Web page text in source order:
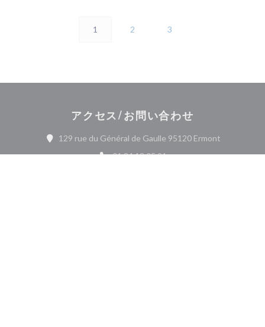
1 2 3
アクセス/お問い合わせ
129 rue du Général de Gaulle 95120 Ermont((新しいウ
01 34 13 05 21